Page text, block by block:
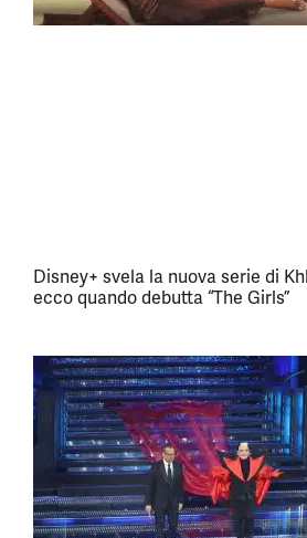
Disney+ svela la nuova serie di
ecco quando debutta “The Girls”